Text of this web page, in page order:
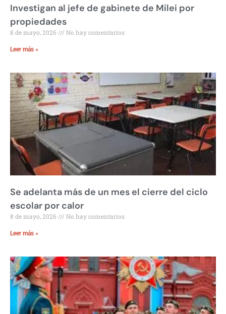
Investigan al jefe de gabinete de Milei por
propiedades
8 de mayo, 2026 No hay comentarios
Leer más »
Se adelanta más de un mes el cierre del ciclo
escolar por calor
8 de mayo, 2026 No hay comentarios
Leer más »